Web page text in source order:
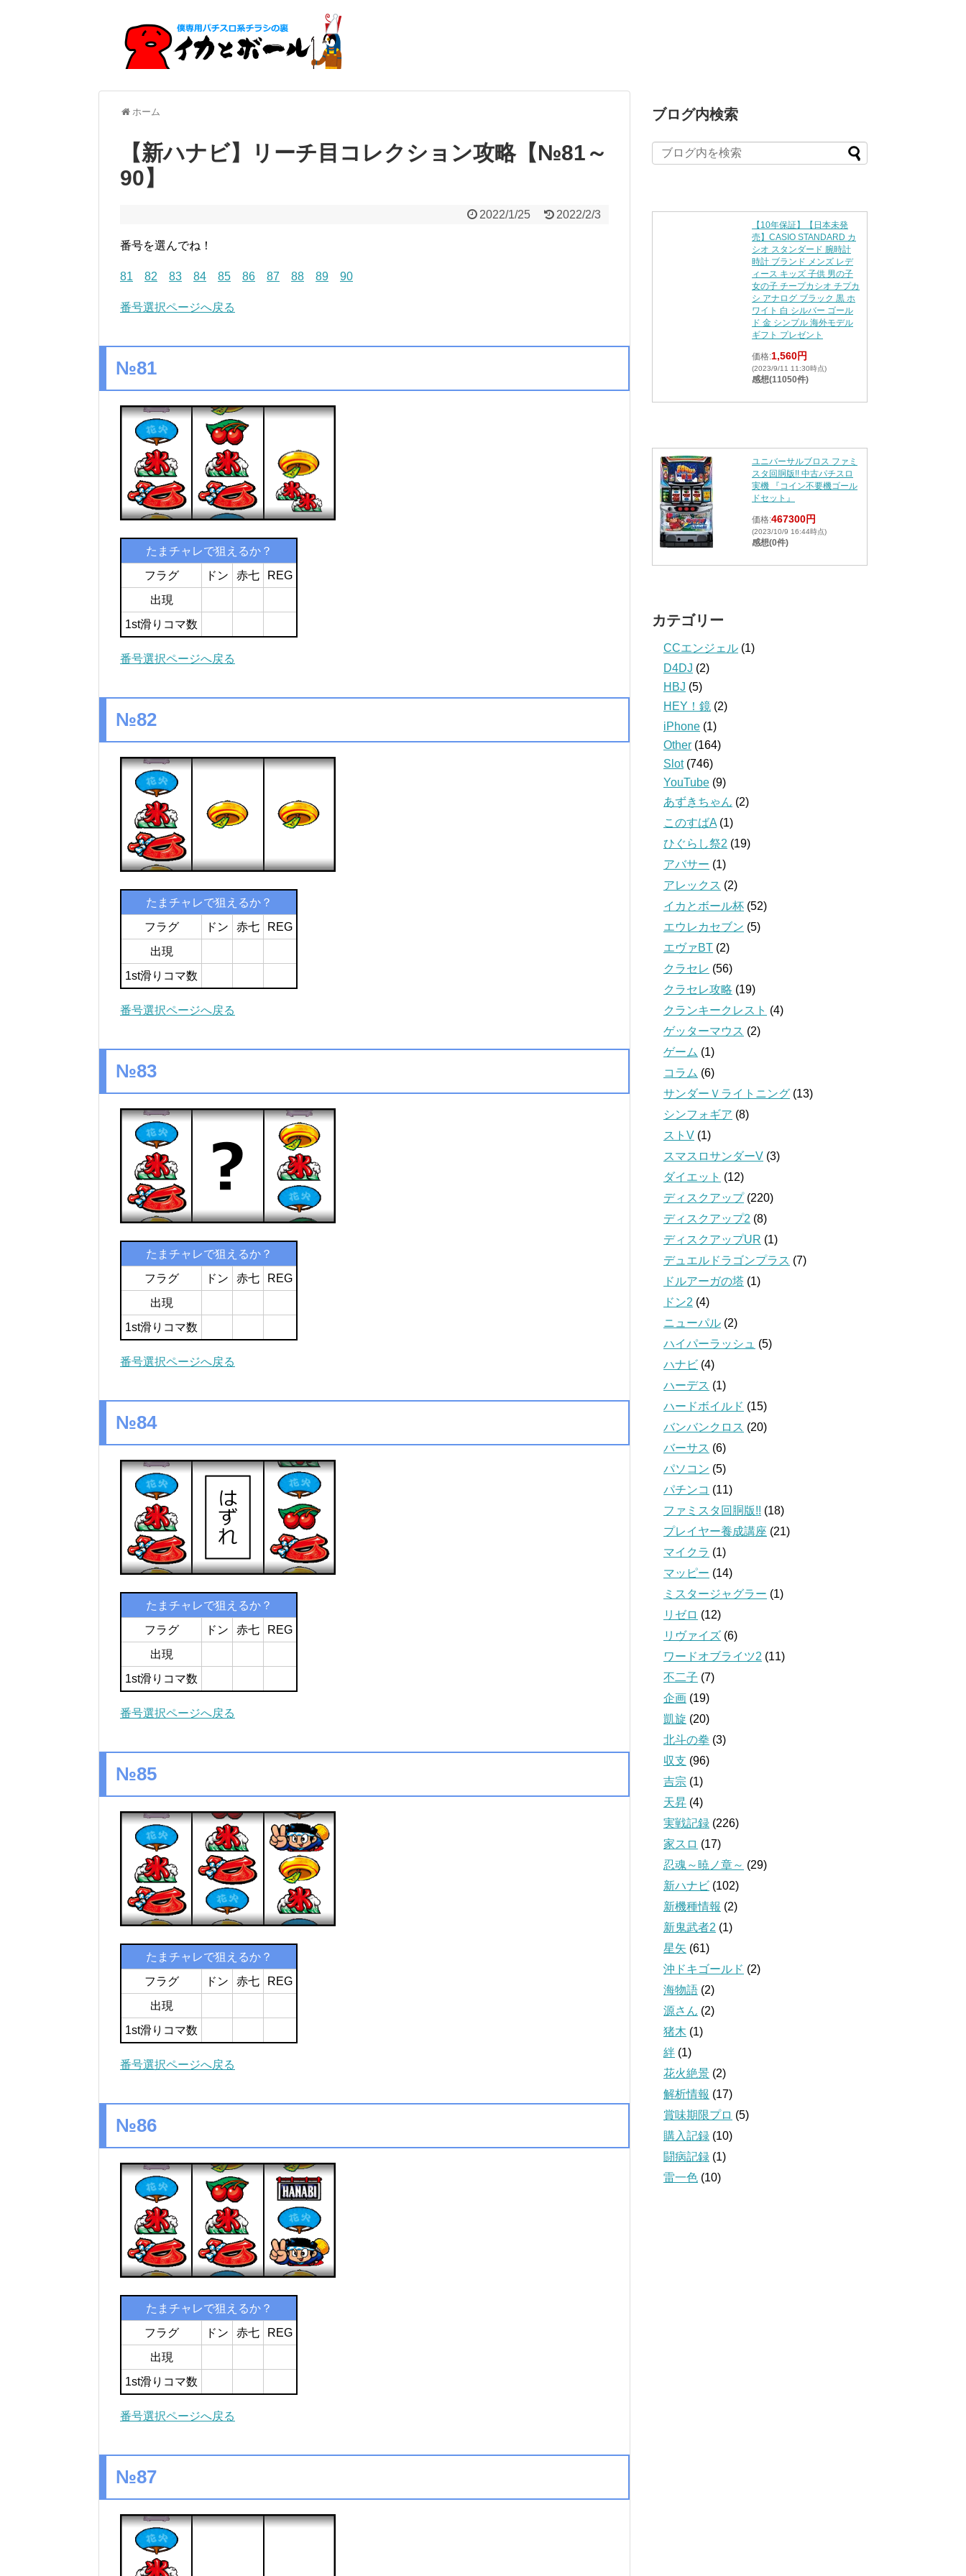
ホーム
【新ハナビ】リーチ目コレクション攻略【№81～
90】
2022/1/25 2022/2/3
番号を選んでね！
81 82 83 84 85 86 87 88 89 90
番号選択ページへ戻る
№81
たまチャレで狙えるか？
フラグ
ドン 赤七
REG
出現
1st滑りコマ数
番号選択ページへ戻る
№82
たまチャレで狙えるか？
フラグ
ドン 赤七
REG
出現
1st滑りコマ数
番号選択ページへ戻る
№83
たまチャレで狙えるか？
フラグ
ドン 赤七
REG
出現
1st滑りコマ数
番号選択ページへ戻る
№84
たまチャレで狙えるか？
フラグ
ドン 赤七
REG
出現
1st滑りコマ数
番号選択ページへ戻る
№85
たまチャレで狙えるか？
フラグ
ドン 赤七
REG
出現
1st滑りコマ数
番号選択ページへ戻る
№86
たまチャレで狙えるか？
フラグ
ドン 赤七
REG
出現
1st滑りコマ数
番号選択ページへ戻る
№87
ブログ内検索
【10年保証】【日本未発
売】CASIO STANDARD カ
シオ スタンダード 腕時計
時計 ブランド メンズ レデ
ィース キッズ 子供 男の子
女の子 チープカシオ チプカ
シ アナログ ブラック 黒 ホ
ワイト 白 シルバー ゴール
ド 金 シンプル 海外モデル
ギフト プレゼント
価格:1,560円
(2023/9/11 11:30時点)
感想(11050件)
ユニバーサルブロス ファミ
スタ回胴版!! 中古パチスロ
実機 『コイン不要機ゴール
ドセット』
価格:467300円
(2023/10/9 16:44時点)
感想(0件)
カテゴリー
CCエンジェル (1)
D4DJ (2)
HBJ (5)
HEY！鏡 (2)
iPhone (1)
Other (164)
Slot(746)
YouTube (9)
あずきちゃん (2)
このすばA (1)
ひぐらし祭2 (19)
アバサー (1)
アレックス (2)
イカとボール杯 (52)
エウレカセブン (5)
エヴァBT (2)
クラセレ (56)
クラセレ攻略 (19)
クランキークレスト (4)
ゲッターマウス (2)
ゲーム (1)
コラム (6)
サンダーＶライトニング (13)
シンフォギア (8)
ストV (1)
スマスロサンダーV (3)
ダイエット (12)
ディスクアップ(220)
ディスクアップ2 (8)
ディスクアップUR (1)
デュエルドラゴンプラス (7)
ドルアーガの塔 (1)
ドン2 (4)
ニューパル (2)
ハイパーラッシュ (5)
ハナビ (4)
ハーデス (1)
ハードボイルド (15)
バンバンクロス (20)
バーサス (6)
パソコン (5)
パチンコ (11)
ファミスタ回胴版!! (18)
プレイヤー養成講座 (21)
マイクラ (1)
マッピー (14)
ミスタージャグラー (1)
リゼロ (12)
リヴァイズ (6)
ワードオブライツ2 (11)
不二子 (7)
企画 (19)
凱旋 (20)
北斗の拳 (3)
収支 (96)
吉宗 (1)
天昇 (4)
実戦記録 (226)
家スロ (17)
忍魂～暁ノ章～ (29)
新ハナビ (102)
新機種情報 (2)
新鬼武者2 (1)
星矢 (61)
沖ドキゴールド (2)
海物語 (2)
源さん (2)
猪木 (1)
絆 (1)
花火絶景 (2)
解析情報 (17)
賞味期限プロ (5)
購入記録 (10)
闘病記録 (1)
雷一色 (10)